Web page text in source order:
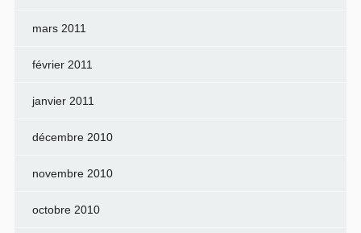
mars 2011
février 2011
janvier 2011
décembre 2010
novembre 2010
octobre 2010